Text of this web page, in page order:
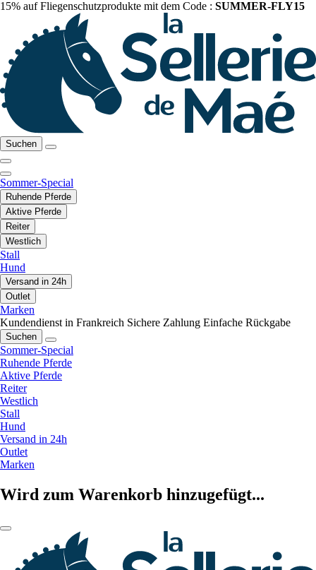
15% auf Fliegenschutzprodukte mit dem Code : SUMMER-FLY15
Suchen
Sommer-Special
Ruhende Pferde
Aktive Pferde
Reiter
Westlich
Stall
Hund
Versand in 24h
Outlet
Marken
Kundendienst in Frankreich Sichere Zahlung Einfache Rückgabe
Suchen
Sommer-Special
Ruhende Pferde
Aktive Pferde
Reiter
Westlich
Stall
Hund
Versand in 24h
Outlet
Marken
Wird zum Warenkorb hinzugefügt...